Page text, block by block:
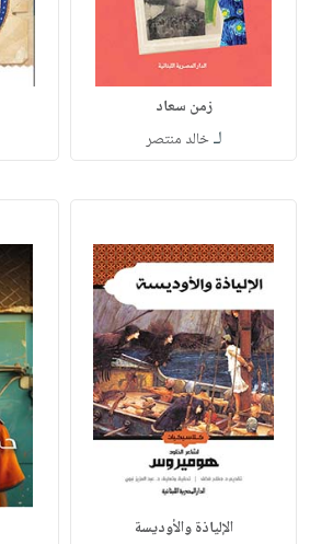
زمن سعاد
لـخالد منتصر
الإلياذة والأوديسة